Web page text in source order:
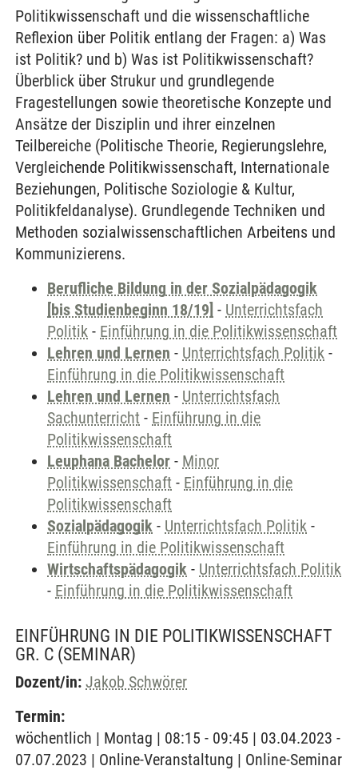
Politikwissenschaft und die wissenschaftliche
Reflexion über Politik entlang der Fragen: a) Was
ist Politik? und b) Was ist Politikwissenschaft?
Überblick über Strukur und grundlegende
Fragestellungen sowie theoretische Konzepte und
Ansätze der Disziplin und ihrer einzelnen
Teilbereiche (Politische Theorie, Regierungslehre,
Vergleichende Politikwissenschaft, Internationale
Beziehungen, Politische Soziologie & Kultur,
Politikfeldanalyse). Grundlegende Techniken und
Methoden sozialwissenschaftlichen Arbeitens und
Kommunizierens.
Berufliche Bildung in der Sozialpädagogik
[bis Studienbeginn 18/19] - Unterrichtsfach
Politik - Einführung in die Politikwissenschaft
Lehren und Lernen - Unterrichtsfach Politik -
Einführung in die Politikwissenschaft
Lehren und Lernen - Unterrichtsfach
Sachunterricht - Einführung in die
Politikwissenschaft
Leuphana Bachelor - Minor
Politikwissenschaft - Einführung in die
Politikwissenschaft
Sozialpädagogik - Unterrichtsfach Politik -
Einführung in die Politikwissenschaft
Wirtschaftspädagogik - Unterrichtsfach Politik
- Einführung in die Politikwissenschaft
EINFÜHRUNG IN DIE POLITIKWISSENSCHAFT
GR. C (SEMINAR)
Dozent/in: Jakob Schwörer
Termin:
wöchentlich | Montag | 08:15 - 09:45 | 03.04.2023 -
07.07.2023 | Online-Veranstaltung | Online-Seminar